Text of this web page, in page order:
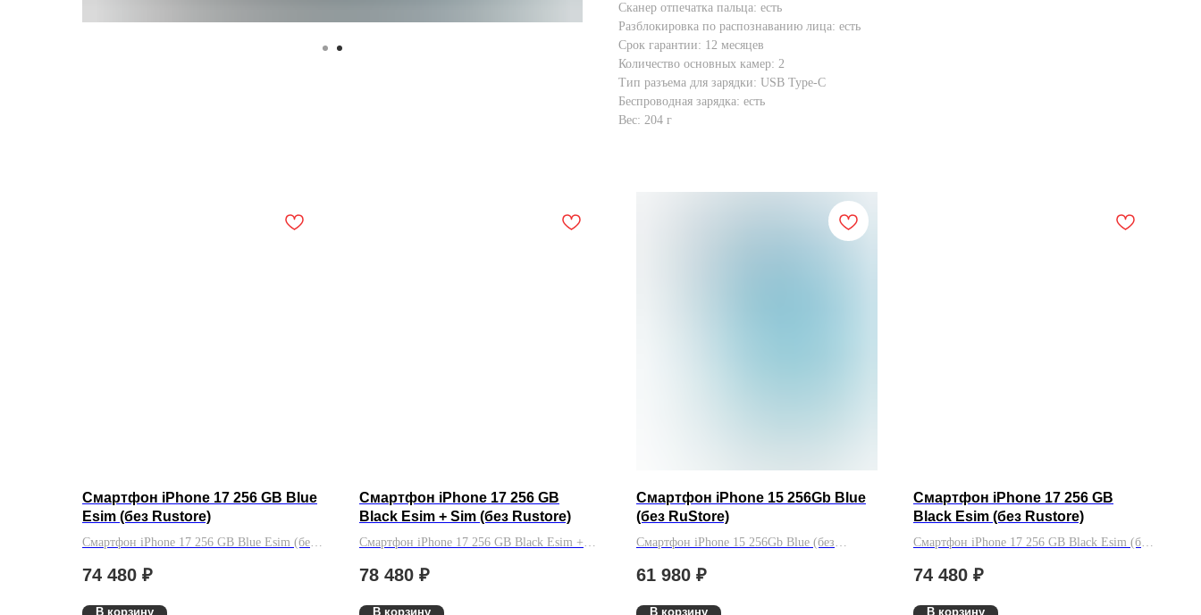
Сканер отпечатка пальца: есть
Разблокировка по распознаванию лица: есть
Срок гарантии: 12 месяцев
Количество основных камер: 2
Тип разъема для зарядки: USB Type-C
Беспроводная зарядка: есть
Вес: 204 г
Смартфон iPhone 17 256 GB Blue
Esim (без Rustore)
Смартфон iPhone 17 256 GB Blue Esim (без
74 480 ₽
В корзину
Смартфон iPhone 17 256 GB
Black Esim + Sim (без Rustore)
Смартфон iPhone 17 256 GB Black Esim +
78 480 ₽
В корзину
Смартфон iPhone 15 256Gb Blue
(без RuStore)
Смартфон iPhone 15 256Gb Blue (без
61 980 ₽
В корзину
Смартфон iPhone 17 256 GB
Black Esim (без Rustore)
Смартфон iPhone 17 256 GB Black Esim (без
74 480 ₽
В корзину